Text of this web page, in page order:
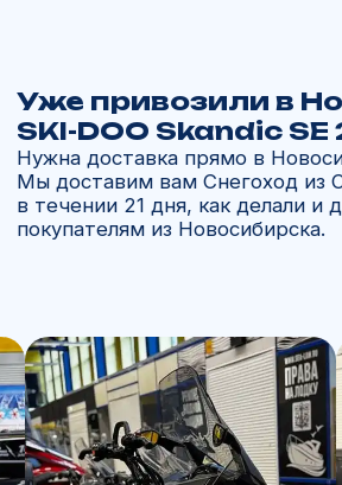
вам всего за 45 дней из США или Канады.
Оставьте заявку на звонок или позвоните
нам сами, чтобы подобрать вариант
ОСТАВИТЬ ЗАЯВКУ
+7 902 816 16 50